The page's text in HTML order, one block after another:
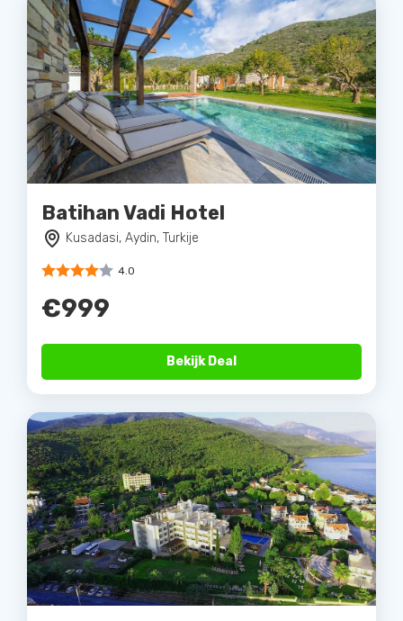
Batihan Vadi Hotel
Kusadasi, Aydin, Turkije
4.0
€999
Bekijk Deal